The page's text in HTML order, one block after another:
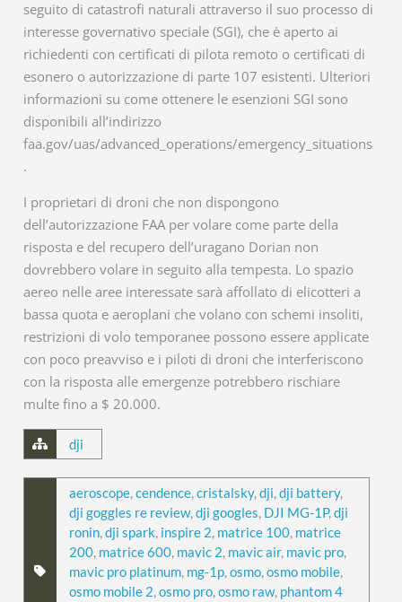
seguito di catastrofi naturali attraverso il suo processo di
interesse governativo speciale (SGI), che è aperto ai
richiedenti con certificati di pilota remoto o certificati di
esonero o autorizzazione di parte 107 esistenti. Ulteriori
informazioni su come ottenere le esenzioni SGI sono
disponibili all’indirizzo
faa.gov/uas/advanced_operations/emergency_situations
.
I proprietari di droni che non dispongono
dell’autorizzazione FAA per volare come parte della
risposta e del recupero dell’uragano Dorian non
dovrebbero volare in seguito alla tempesta. Lo spazio
aereo nelle aree interessate sarà affollato di elicotteri a
bassa quota e aeroplani che volano con schemi insoliti,
restrizioni di volo temporanee possono essere applicate
con poco preavviso e i piloti di droni che interferiscono
con la risposta alle emergenze potrebbero rischiare
multe fino a $ 20.000.
dji
aeroscope,cendence,cristalsky,dji,dji battery,
dji goggles re review,dji googles, DJI MG-1P,dji
ronin,dji spark, inspire 2, matrice 100, matrice
200, matrice 600, mavic 2, mavic air, mavic pro,
mavic pro platinum, mg-1p,osmo,osmo mobile,
osmo mobile 2,osmo pro,osmo raw, phantom 4